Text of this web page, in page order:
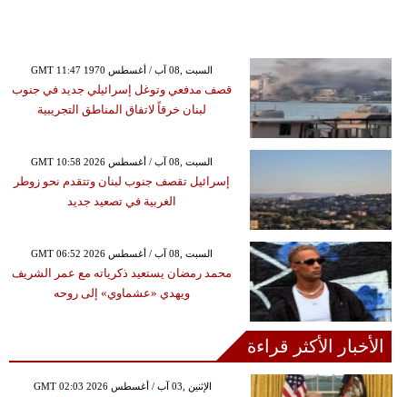
GMT 11:47 1970 السبت ,08 آب / أغسطس
قصف مدفعي وتوغل إسرائيلي جديد في جنوب
لبنان خرقاً لاتفاق المناطق التجريبية
GMT 10:58 2026 السبت ,08 آب / أغسطس
إسرائيل تقصف جنوب لبنان وتتقدم نحو زوطر
الغربية في تصعيد جديد
GMT 06:52 2026 السبت ,08 آب / أغسطس
محمد رمضان يستعيد ذكرياته مع عمر الشريف
ويهدي «عشماوي» إلى روحه
الأخبار الأكثر قراءة
GMT 02:03 2026 الإثنين ,03 آب / أغسطس